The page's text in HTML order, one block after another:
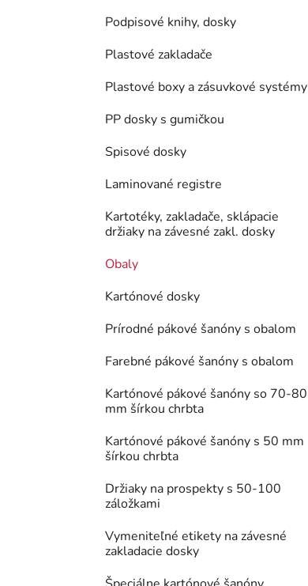
Podpisové knihy, dosky
Plastové zakladače
Plastové boxy a zásuvkové systémy
PP dosky s gumičkou
Spisové dosky
Laminované registre
Kartotéky, zakladače, sklápacie
držiaky na závesné zakl. dosky
Obaly
Kartónové dosky
Prírodné pákové šanóny s obalom
Farebné pákové šanóny s obalom
Kartónové pákové šanóny so 70-80
mm šírkou chrbta
Kartónové pákové šanóny s 50 mm
šírkou chrbta
Držiaky na prospekty s 50-100
záložkami
Vymeniteľné etikety na závesné
zakladacie dosky